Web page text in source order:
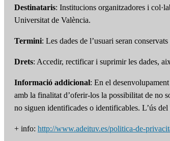
Destinataris: Institucions organitzadores i
Universitat de València.
Termini: Les dades de l’usuari seran
Drets: Accedir, rectificar i suprimir les dades,
Informació addicional: En el
amb la finalitat d’oferir-los la possibilitat de no
no siguen identificades o identificables. L’ús
+ info: http://www.adeituv.es/politica-de-